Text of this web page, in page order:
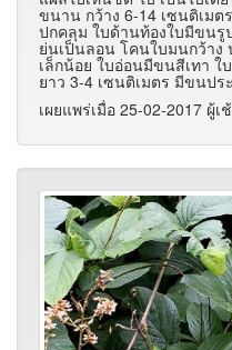
ขนาน กว้าง 6-14 เซนติเมต
ปกคลุม ใบด้านท้องใบมีขนรู
ย่นเป็นลอน โคนใบมนกว้าง
เล็กน้อย ใบอ่อนมีขนสีเทา ใ
ยาว 3-4 เซนติเมตร มีขนป
เผยแพร่เมื่อ 25-02-2017 ผู้เ